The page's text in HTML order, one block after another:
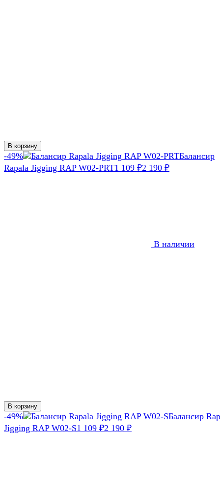
В корзину
-49%
Балансир
Rapala Jigging RAP W02-PRT1 109 ₽2 190 ₽
В наличии
В корзину
-49%
Балансир
Jigging RAP W02-S1 109 ₽2 190 ₽